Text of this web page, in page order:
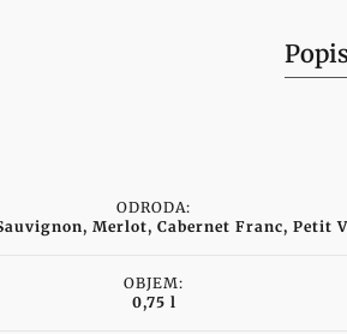
ODRODA:
Merlot, Cabernet Franc, Petit
OBJEM:
0,75 l